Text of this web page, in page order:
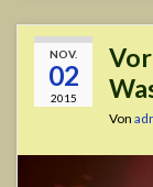
NOV.
02
2015
Von